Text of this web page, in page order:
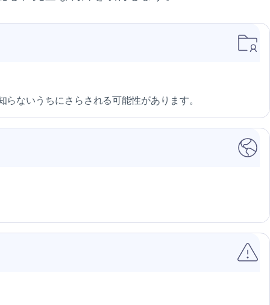
ないうちにさらされる可能性があります。